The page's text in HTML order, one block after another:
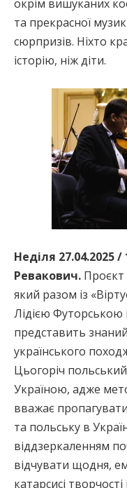
окрім вишуканих
та прекрасної
сюрпризів. Ніхто
історію, ніж діти.
Неділя 27.04.2025
Ревакович. Проєкт
який разом із
Лідією
представить
українського
Цьогоріч
Україною, адже
вважає
та польську в
віддзеркаленням
відчувати щодня,
катарсисі